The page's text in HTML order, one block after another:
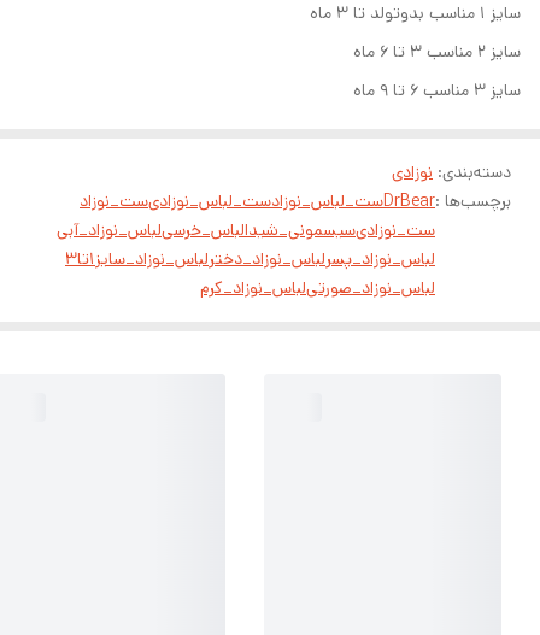
سایز ۱ مناسب بدوتولد تا ۳ ماه
سایز ۲ مناسب ۳ تا ۶ ماه
سایز ۳ مناسب ۶ تا ۹ ماه
دسته‌بندی: نوزادی
برچسب‌ها :DrBearست_لباس_نوزادست_لباس_نوزادیست_نوزاد
ست_نوزادیسیسمونی_شیدالباس_خرسیلباس_نوزاد_آبی
لباس_نوزاد_پسرلباس_نوزاد_دخترلباس_نوزاد_سایز۱تا۳
لباس_نوزاد_صورتیلباس_نوزاد_کرم